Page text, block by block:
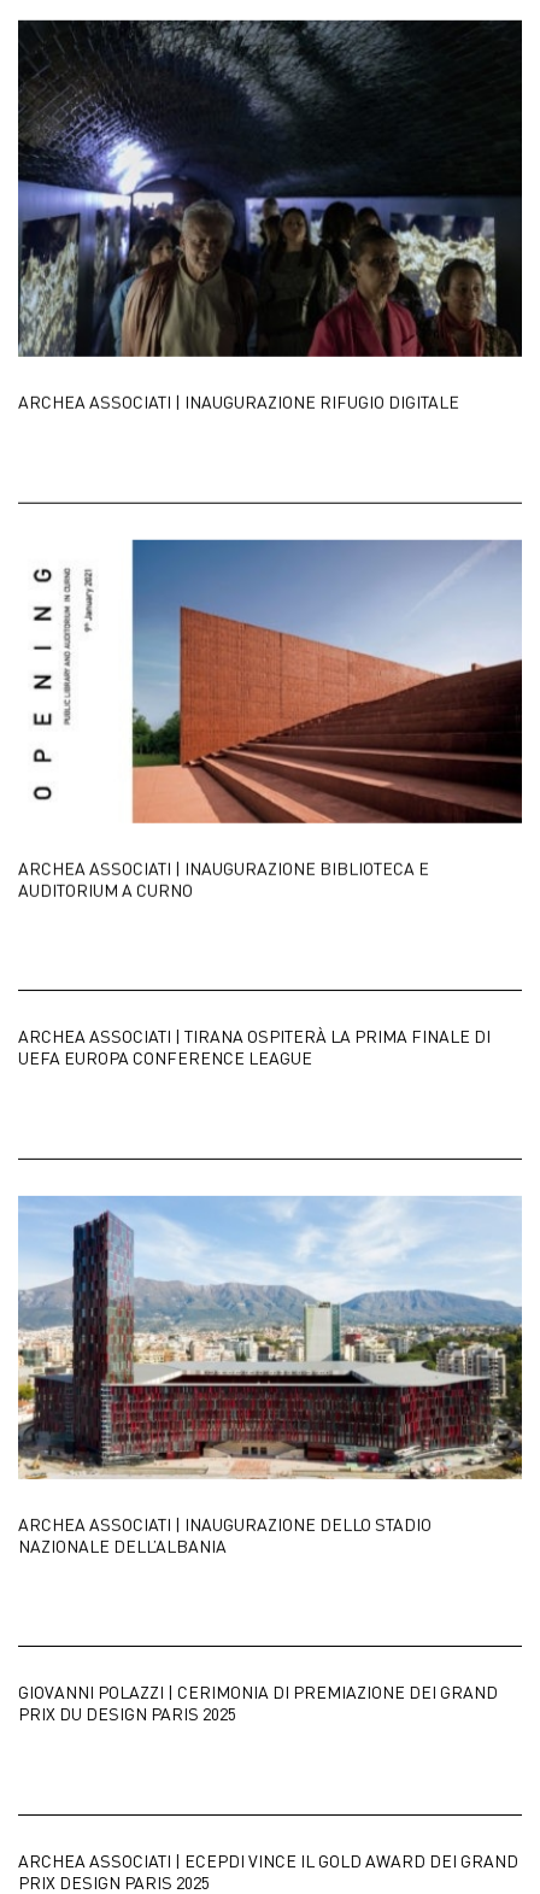
ARCHEA ASSOCIATI | INAUGURAZIONE RIFUGIO DIGITALE
ARCHEA ASSOCIATI | INAUGURAZIONE BIBLIOTECA E
AUDITORIUM A CURNO
ARCHEA ASSOCIATI | TIRANA OSPITERÀ LA PRIMA FINALE DI
UEFA EUROPA CONFERENCE LEAGUE
ARCHEA ASSOCIATI | INAUGURAZIONE DELLO STADIO
NAZIONALE DELL’ALBANIA
GIOVANNI POLAZZI | CERIMONIA DI PREMIAZIONE DEI GRAND
PRIX DU DESIGN PARIS 2025
ARCHEA ASSOCIATI | ECEPDI VINCE IL GOLD AWARD DEI GRAND
PRIX DESIGN PARIS 2025